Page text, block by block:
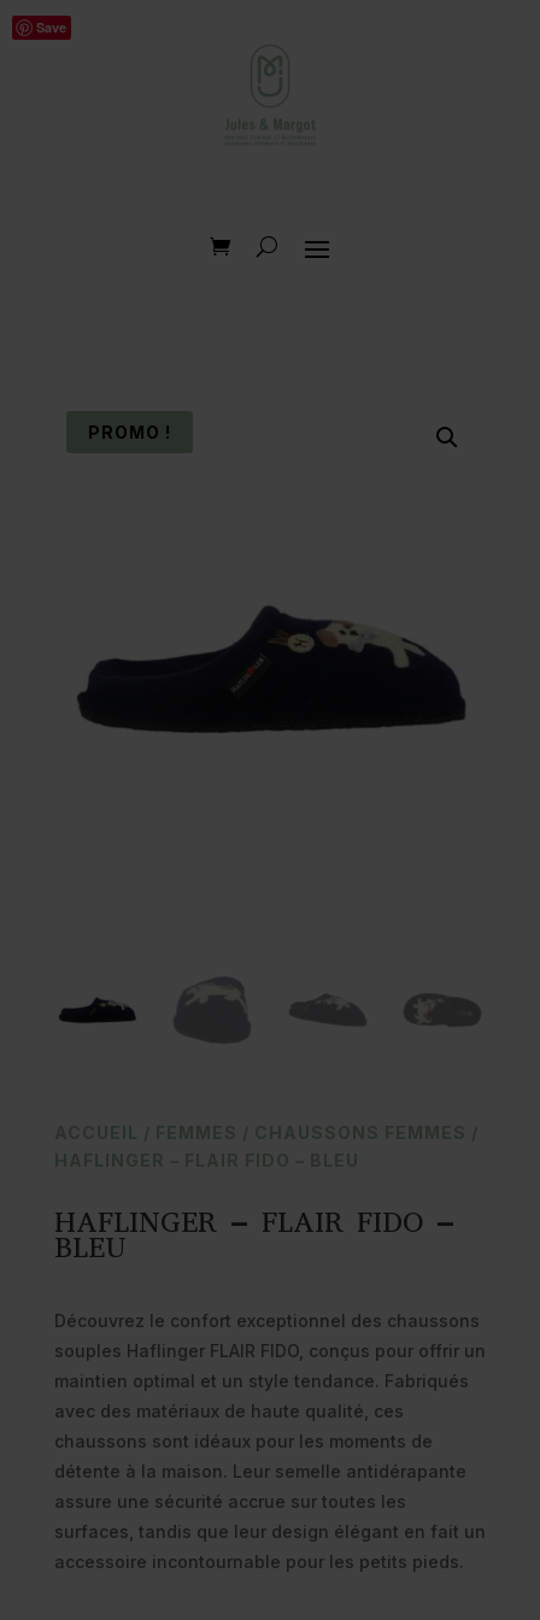
Save
PROMO !
ACCUEIL / FEMMES / CHAUSSONS FEMMES /
HAFLINGER – FLAIR FIDO – BLEU
HAFLINGER – FLAIR FIDO –
BLEU
Découvrez le confort exceptionnel des chaussons
souples Haflinger FLAIR FIDO, conçus pour offrir un
maintien optimal et un style tendance. Fabriqués
avec des matériaux de haute qualité, ces
chaussons sont idéaux pour les moments de
détente à la maison. Leur semelle antidérapante
assure une sécurité accrue sur toutes les
surfaces, tandis que leur design élégant en fait un
accessoire incontournable pour les petits pieds.